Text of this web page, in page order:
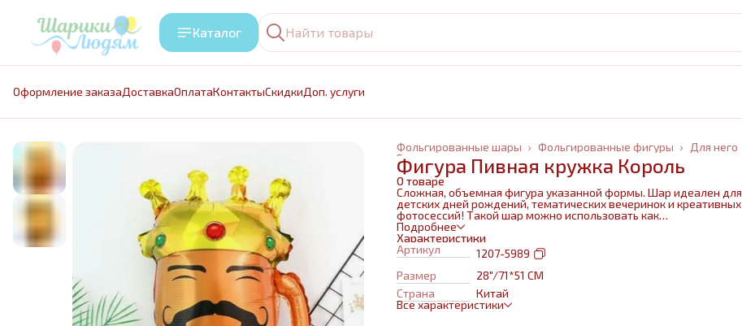
Каталог
Оформление заказаДоставкаОплатаКонтактыCкидкиДоп. услуги
Для него
Фольгированные фигуры ›
Фольгированные шары ›
Главная
Фигура Пивная кружка Король
О товаре
Сложная, объемная фигура указанной формы. Шар идеален для
детских дней рождений, тематических вечеринок и креативных
фотосессий! Такой шар можно использовать как
самостоятельный элемент декора или в воздушном букете в
сочетании с другими шарами и украшениями. Изготовлен из
качественных материалов (полимерная пленка).При надувании
используется только гелий. Плотная пленка позволит шару не
сдуваться около недели. Размеры указаны в ненадутом
состоянии, в надутом на 10-20 % меньше.
Подробнее
Характеристики
Артикул
1207-5989
Размер
28"/71*51 СМ
Страна
Китай
Все характеристики